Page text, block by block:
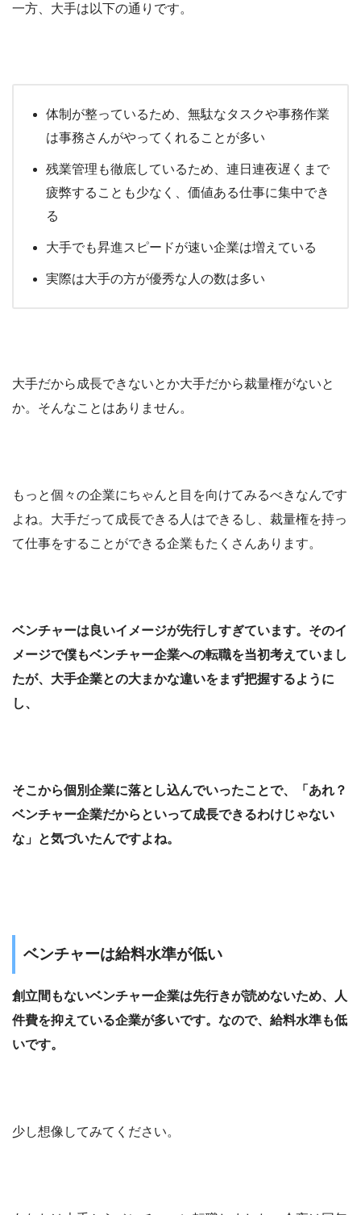
一方、大手は以下の通りです。
体制が整っているため、無駄なタスクや事務作業
は事務さんがやってくれることが多い
残業管理も徹底しているため、連日連夜遅くまで
疲弊することも少なく、価値ある仕事に集中でき
る
大手でも昇進スピードが速い企業は増えている
実際は大手の方が優秀な人の数は多い
大手だから成長できないとか大手だから裁量権がないと
か。そんなことはありません。
もっと個々の企業にちゃんと目を向けてみるべきなんです
よね。大手だって成長できる人はできるし、裁量権を持っ
て仕事をすることができる企業もたくさんあります。
ベンチャーは良いイメージが先行しすぎています。そのイ
メージで僕もベンチャー企業への転職を当初考えていまし
たが、大手企業との大まかな違いをまず把握するように
し、
そこから個別企業に落とし込んでいったことで、「あれ？
ベンチャー企業だからといって成長できるわけじゃない
な」と気づいたんですよね。
ベンチャーは給料水準が低い
創立間もないベンチャー企業は先行きが読めないため、人
件費を抑えている企業が多いです。なので、給料水準も低
いです。
少し想像してみてください。